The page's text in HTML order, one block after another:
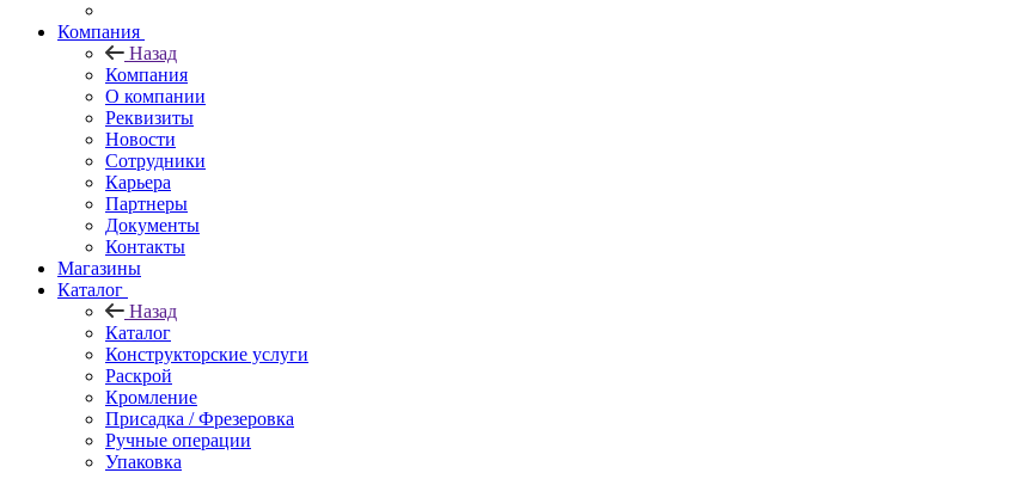
Компания
Назад
Компания
О компании
Реквизиты
Новости
Сотрудники
Карьера
Партнеры
Документы
Контакты
Магазины
Каталог
Назад
Каталог
Конструкторские услуги
Раскрой
Кромление
Присадка / Фрезеровка
Ручные операции
Упаковка